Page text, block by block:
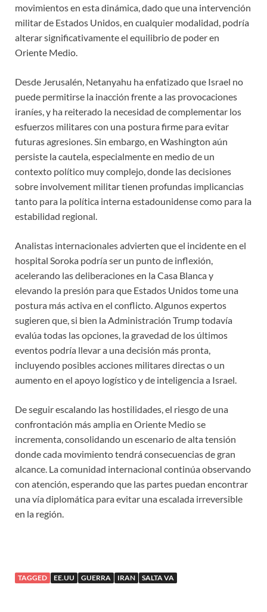
movimientos en esta dinámica, dado que una intervención
militar de Estados Unidos, en cualquier modalidad, podría
alterar significativamente el equilibrio de poder en
Oriente Medio.
Desde Jerusalén, Netanyahu ha enfatizado que Israel no
puede permitirse la inacción frente a las provocaciones
iraníes, y ha reiterado la necesidad de complementar los
esfuerzos militares con una postura firme para evitar
futuras agresiones. Sin embargo, en Washington aún
persiste la cautela, especialmente en medio de un
contexto político muy complejo, donde las decisiones
sobre involvement militar tienen profundas implicancias
tanto para la política interna estadounidense como para la
estabilidad regional.
Analistas internacionales advierten que el incidente en el
hospital Soroka podría ser un punto de inflexión,
acelerando las deliberaciones en la Casa Blanca y
elevando la presión para que Estados Unidos tome una
postura más activa en el conflicto. Algunos expertos
sugieren que, si bien la Administración Trump todavía
evalúa todas las opciones, la gravedad de los últimos
eventos podría llevar a una decisión más pronta,
incluyendo posibles acciones militares directas o un
aumento en el apoyo logístico y de inteligencia a Israel.
De seguir escalando las hostilidades, el riesgo de una
confrontación más amplia en Oriente Medio se
incrementa, consolidando un escenario de alta tensión
donde cada movimiento tendrá consecuencias de gran
alcance. La comunidad internacional continúa observando
con atención, esperando que las partes puedan encontrar
una vía diplomática para evitar una escalada irreversible
en la región.
TAGGED EE.UU GUERRA IRAN SALTA VA